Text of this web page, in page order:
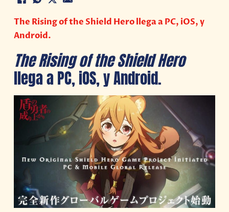
The Rising of the Shield Hero llega a PC, iOS, y
Android.
The Rising of the Shield Hero
llega a PC, iOS, y Android.